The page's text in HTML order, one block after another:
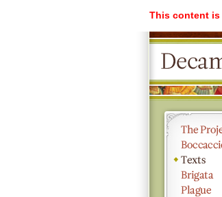
This content is